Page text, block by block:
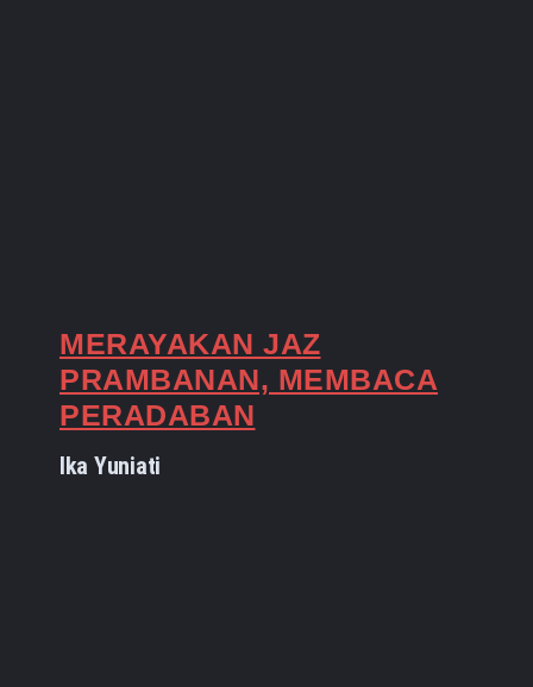
MERAYAKAN JAZ
PRAMBANAN, MEMBACA
PERADABAN
Ika Yuniati